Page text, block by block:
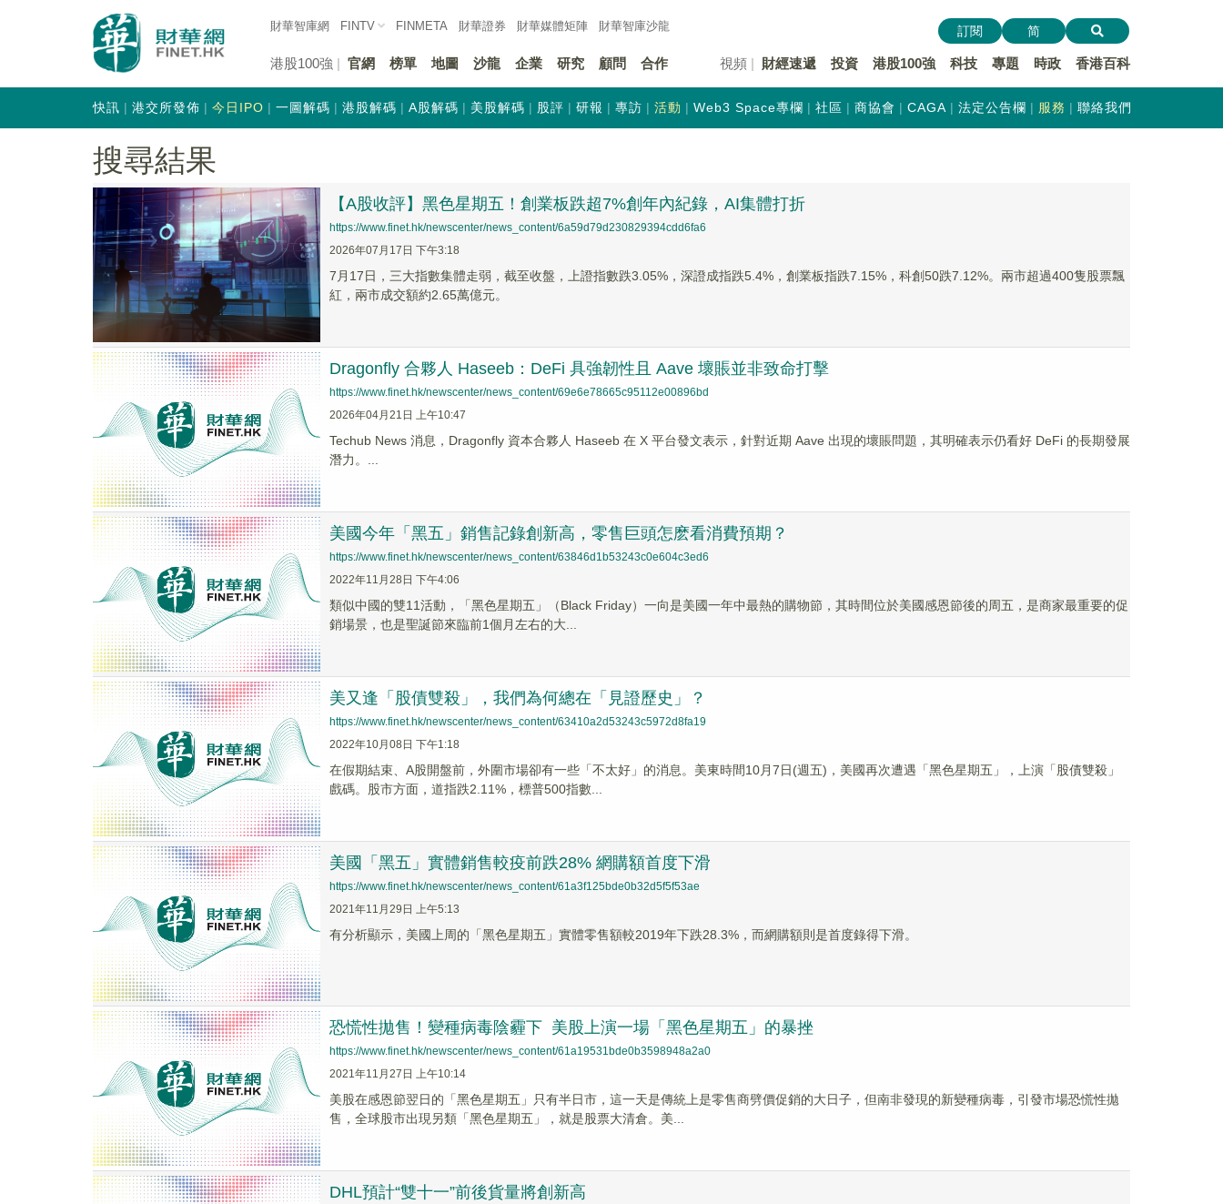
財華智庫網 FINTV FINMETA 財華證券 財華媒體矩陣 財華智庫沙龍
港股100強 官網 榜單 地圖 沙龍 企業 研究 顧問 合作 視頻 財經速遞 投資 港股100強 科技 專題 時政 香港百科
訂閱 简
快訊 港交所發佈 今日IPO 一圖解碼 港股解碼 A股解碼 美股解碼 股評 研報 專訪 活動 Web3 Space專欄 社區 商協會 CAGA 法定公告欄 服務 聯絡我們
搜尋結果
【A股收評】黑色星期五！創業板跌超7%創年內紀錄，AI集體打折
https://www.finet.hk/newscenter/news_content/6a59d79d230829394cdd6fa6
2026年07月17日 下午3:18
7月17日，三大指數集體走弱，截至收盤，上證指數跌3.05%，深證成指跌5.4%，創業板指跌7.15%，科創50跌7.12%。兩市超過400隻股票飄
紅，兩市成交額約2.65萬億元。
Dragonfly 合夥人 Haseeb：DeFi 具強韌性且 Aave 壞賬並非致命打擊
https://www.finet.hk/newscenter/news_content/69e6e78665c95112e00896bd
2026年04月21日 上午10:47
Techub News 消息，Dragonfly 資本合夥人 Haseeb 在 X 平台發文表示，針對近期 Aave 出現的壞賬問題，其明確表示仍看好 DeFi 的長期發展
潛力。...
美國今年「黑五」銷售記錄創新高，零售巨頭怎麽看消費預期？
https://www.finet.hk/newscenter/news_content/63846d1b53243c0e604c3ed6
2022年11月28日 下午4:06
類似中國的雙11活動，「黑色星期五」（Black Friday）一向是美國一年中最熱的購物節，其時間位於美國感恩節後的周五，是商家最重要的促
銷場景，也是聖誕節來臨前1個月左右的大...
美又逢「股債雙殺」，我們為何總在「見證歷史」？
https://www.finet.hk/newscenter/news_content/63410a2d53243c5972d8fa19
2022年10月08日 下午1:18
在假期結束、A股開盤前，外圍市場卻有一些「不太好」的消息。美東時間10月7日(週五)，美國再次遭遇「黑色星期五」，上演「股債雙殺」
戲碼。股市方面，道指跌2.11%，標普500指數...
美國「黑五」實體銷售較疫前跌28% 網購額首度下滑
https://www.finet.hk/newscenter/news_content/61a3f125bde0b32d5f5f53ae
2021年11月29日 上午5:13
有分析顯示，美國上周的「黑色星期五」實體零售額較2019年下跌28.3%，而網購額則是首度錄得下滑。
恐慌性拋售！變種病毒陰霾下 美股上演一場「黑色星期五」的暴挫
https://www.finet.hk/newscenter/news_content/61a19531bde0b3598948a2a0
2021年11月27日 上午10:14
美股在感恩節翌日的「黑色星期五」只有半日市，這一天是傳統上是零售商劈價促銷的大日子，但南非發現的新變種病毒，引發市場恐慌性拋
售，全球股市出現另類「黑色星期五」，就是股票大清倉。美...
DHL預計“雙十一”前後貨量將創新高